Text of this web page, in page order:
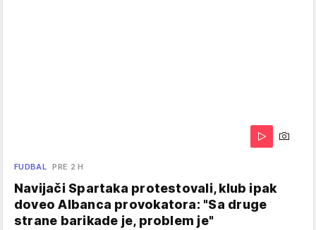
FUDBAL PRE 2 H
Navijači Spartaka protestovali, klub ipak
doveo Albanca provokatora: "Sa druge
strane barikade je, problem je"